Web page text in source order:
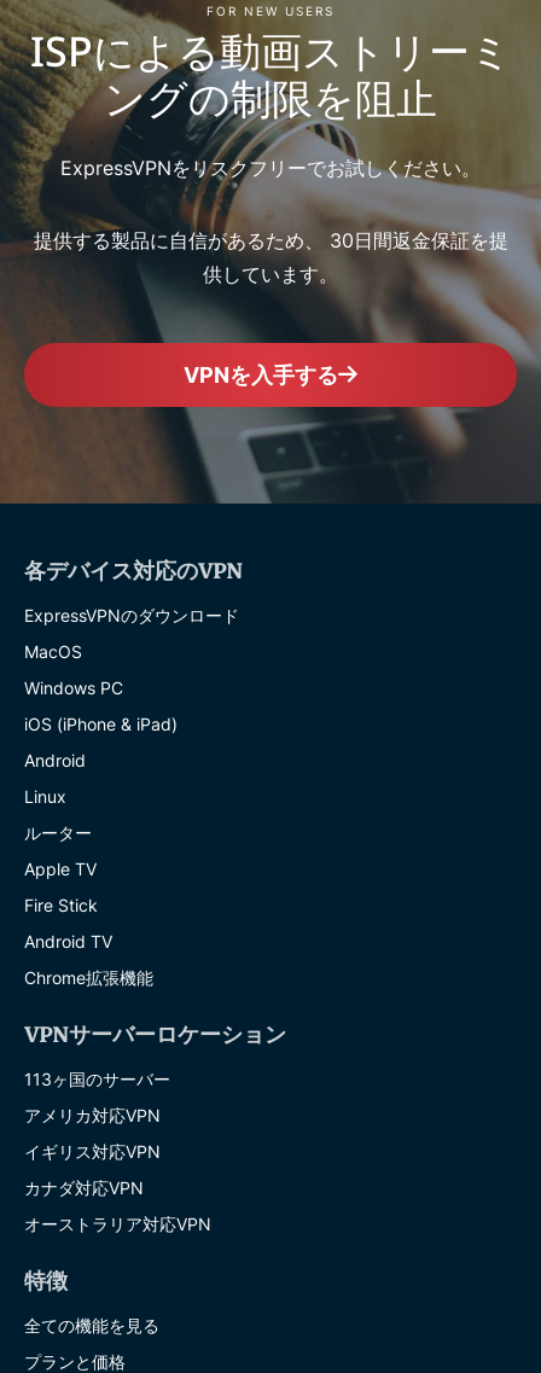
FOR NEW USERS
ISPによる動画ストリーミ
ングの制限を阻止
ExpressVPNをリスクフリーでお試しください。
提供する製品に自信があるため、 30日間返金保証を提
供しています。
VPNを入手する
各デバイス対応のVPN
ExpressVPNのダウンロード
MacOS
Windows PC
iOS (iPhone & iPad)
Android
Linux
ルーター
Apple TV
Fire Stick
Android TV
Chrome拡張機能
VPNサーバーロケーション
113ヶ国のサーバー
アメリカ対応VPN
イギリス対応VPN
カナダ対応VPN
オーストラリア対応VPN
特徴
全ての機能を見る
プランと価格